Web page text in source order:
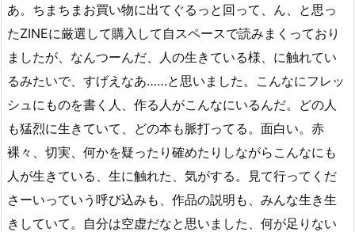
あ。ちまちまお買い物に出てぐるっと回って、ん、と思っ
たZINEに厳選して購入して自スペースで読みまくっており
ましたが、なんつーんだ、人の生きている様、に触れてい
るみたいで、すげえなあ……と思いました。こんなにフレッ
シュにものを書く人、作る人がこんなにいるんだ。どの人
も猛烈に生きていて、どの本も脈打ってる。面白い。赤
裸々、切実、何かを疑ったり確めたりしながらこんなにも
人が生きている、生に触れた、気がする。見て行ってくだ
さーいっていう呼び込みも、作品の説明も、みんな生き生
きしていて。自分は空虚だなと思いました、何が足りない